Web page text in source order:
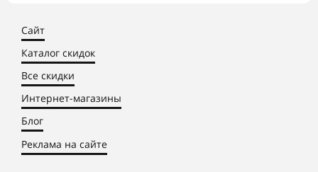
Сайт
Каталог скидок
Все скидки
Интернет-магазины
Блог
Реклама на сайте